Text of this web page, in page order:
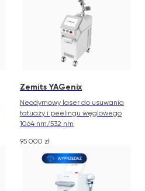
Zemits YAGenix
Neodymowy laser do usuwania
tatuaży i peelingu węglowego
1064 nm/532 nm
95 000 zł